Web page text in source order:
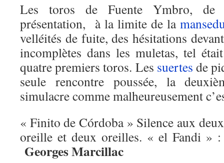
Les toros de Fuente Ymbro, de
présentation, à la limite de la
velléités de fuite, des hésitations
incomplètes dans les muletas, tel
quatre premiers toros. Les suertes de
seule rencontre poussée, la
simulacre comme malheureusement
« Finito de Córdoba » Silence aux
oreille et deux oreilles. « el Fandi »
Georges Marcillac